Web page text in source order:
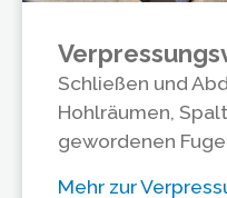
Schließen und
Hohlräumen,
gewordenen
Mehr zur